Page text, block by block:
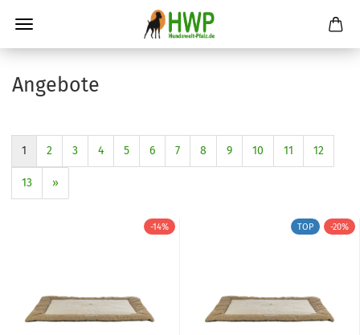
Angebote
1 2 3 4 5 6 7 8 9 10 11 12
13 »
-14% TOP -20%